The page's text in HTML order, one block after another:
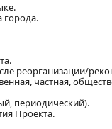
города.
реорганизации/
частная,
периодический).
Проекта.